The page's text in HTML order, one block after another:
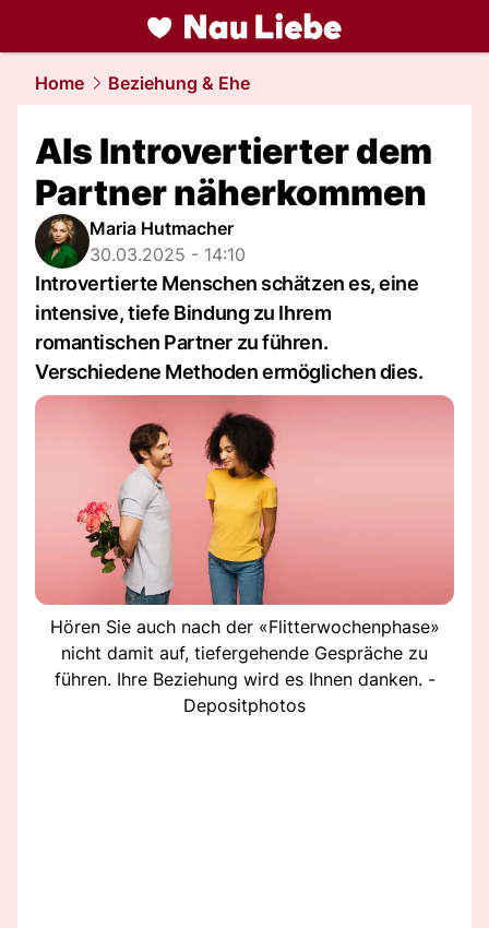
liebe.NAU.ch
Home Beziehung & Ehe
Als Introvertierter dem
Partner näherkommen
Maria Hutmacher
30.03.2025 - 14:10
Introvertierte Menschen schätzen es, eine
intensive, tiefe Bindung zu Ihrem
romantischen Partner zu führen.
Verschiedene Methoden ermöglichen dies.
Hören Sie auch nach der «Flitterwochenphase»
nicht damit auf, tiefergehende Gespräche zu
führen. Ihre Beziehung wird es Ihnen danken. -
Depositphotos